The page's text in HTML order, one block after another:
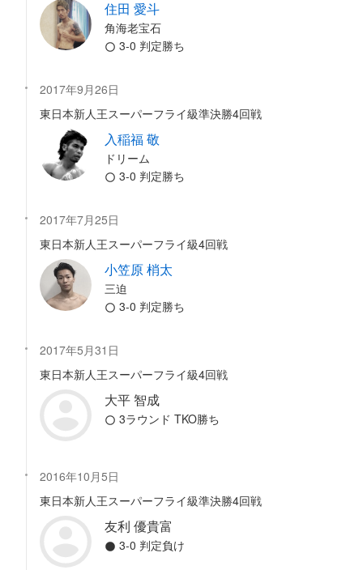
住田 愛斗
角海老宝石
3-0 判定勝ち
2017年9月26日
東日本新人王スーパーフライ級準決勝4回戦
入稲福 敬
ドリーム
3-0 判定勝ち
2017年7月25日
東日本新人王スーパーフライ級4回戦
小笠原 梢太
三迫
3-0 判定勝ち
2017年5月31日
東日本新人王スーパーフライ級4回戦
大平 智成
3ラウンド TKO勝ち
2016年10月5日
東日本新人王スーパーフライ級準決勝4回戦
友利 優貴富
3-0 判定負け